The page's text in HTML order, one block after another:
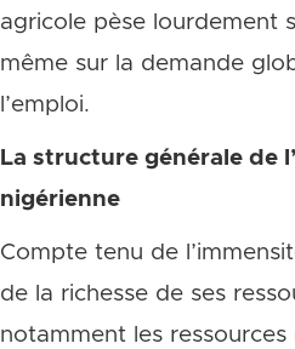
agricole pèse lourdement
même sur la demande
l’emploi.
La structure générale de
nigérienne
Compte tenu de
de la richesse de ses
notamment les